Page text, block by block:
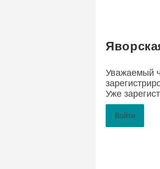
Уважаемый
Уже
Войти